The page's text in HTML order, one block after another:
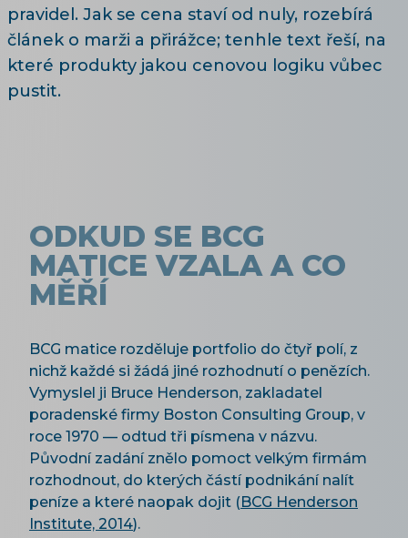
pravidel. Jak se cena staví od nuly, rozebírá
článek o marži a přirážce; tenhle text řeší, na
které produkty jakou cenovou logiku vůbec
pustit.
ODKUD SE BCG
MATICE VZALA A CO
MĚŘÍ
BCG matice rozděluje portfolio do čtyř polí, z
nichž každé si žádá jiné rozhodnutí o penězích.
Vymyslel ji Bruce Henderson, zakladatel
poradenské firmy Boston Consulting Group, v
roce 1970 — odtud tři písmena v názvu.
Původní zadání znělo pomoct velkým firmám
rozhodnout, do kterých částí podnikání nalít
peníze a které naopak dojit (BCG Henderson
Institute, 2014).